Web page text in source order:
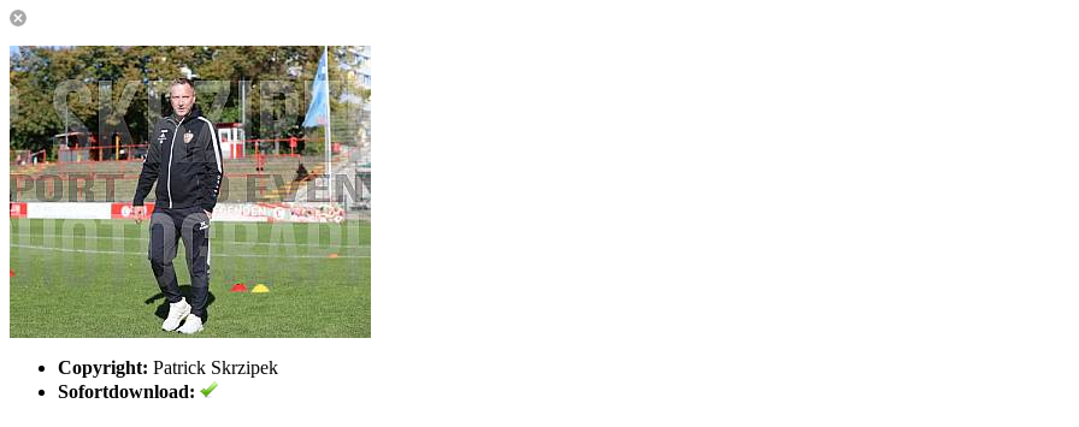
Copyright: Patrick Skrzipek
Sofortdownload: